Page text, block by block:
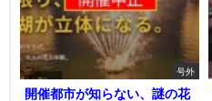
号外
開催都市が知らない、謎の花